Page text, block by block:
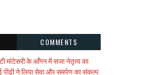
COMMENTS
मांटेसरी के आँगन में सजा नेतृत्व का
ने लिया सेवा और समर्पण का संकल्प